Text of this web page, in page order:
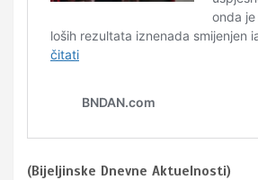
(Bijeljinske Dnevne Aktuelnosti)